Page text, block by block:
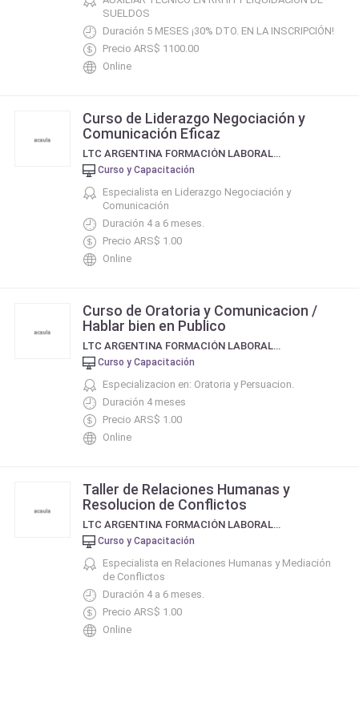
SUELDOS
Duración 5 MESES ¡30% DTO. EN LA INSCRIPCIÓN!
Precio ARS$ 1100.00
Online
Curso de Liderazgo Negociación y
Comunicación Eficaz
LTC ARGENTINA FORMACIÓN LABORAL Y EMPRESARIA
Curso y Capacitación
Especialista en Liderazgo Negociación y
Comunicación
Duración 4 a 6 meses.
Precio ARS$ 1.00
Online
Curso de Oratoria y Comunicacion /
Hablar bien en Publico
LTC ARGENTINA FORMACIÓN LABORAL Y EMPRESARIA
Curso y Capacitación
Especializacion en: Oratoria y Persuacion.
Duración 4 meses
Precio ARS$ 1.00
Online
Taller de Relaciones Humanas y
Resolucion de Conflictos
LTC ARGENTINA FORMACIÓN LABORAL Y EMPRESARIA
Curso y Capacitación
Especialista en Relaciones Humanas y Mediación
de Conflictos
Duración 4 a 6 meses.
Precio ARS$ 1.00
Online